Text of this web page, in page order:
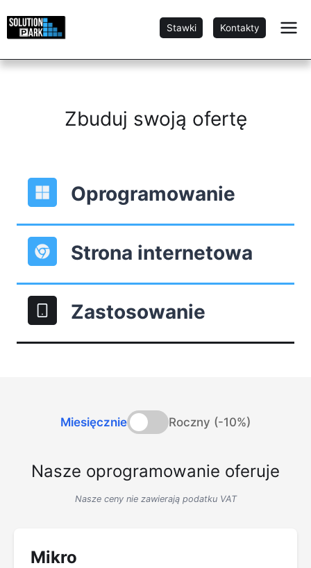
do
Stawki Kontakty
Zbuduj swoją ofertę
Oprogramowanie
Strona internetowa
Zastosowanie
Miesięcznie Roczny (-10%)
Nasze oprogramowanie oferuje
Nasze ceny nie zawierają podatku VAT
Mikro